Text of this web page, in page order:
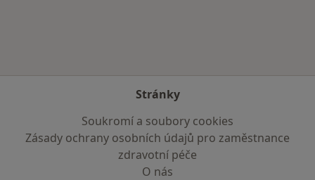
Stránky
Soukromí a soubory cookies
Zásady ochrany osobních údajů pro zaměstnance
zdravotní péče
O nás